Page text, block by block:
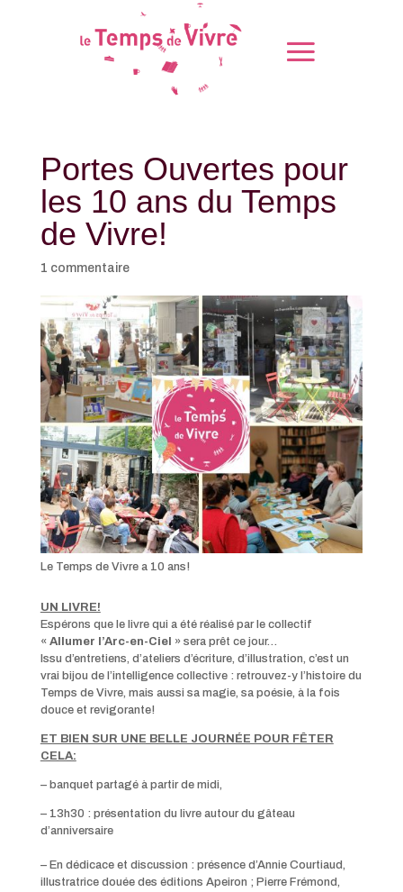
Portes Ouvertes pour
les 10 ans du Temps
de Vivre!
1 commentaire
Le Temps de Vivre a 10 ans!
UN LIVRE!
Espérons que le livre qui a été réalisé par le collectif
« Allumer l’Arc-en-Ciel » sera prêt ce jour…
Issu d’entretiens, d’ateliers d’écriture, d’illustration, c’est un
vrai bijou de l’intelligence collective : retrouvez-y l’histoire du
Temps de Vivre, mais aussi sa magie, sa poésie, à la fois
douce et revigorante!
ET BIEN SUR UNE BELLE JOURNÉE POUR FÊTER
CELA:
– banquet partagé à partir de midi,
– 13h30 : présentation du livre autour du gâteau
d’anniversaire
– En dédicace et discussion : présence d’Annie Courtiaud,
illustratrice douée des éditions Apeiron ; Pierre Frémond,